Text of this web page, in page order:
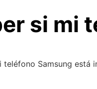
si mi
teléfono Samsung está